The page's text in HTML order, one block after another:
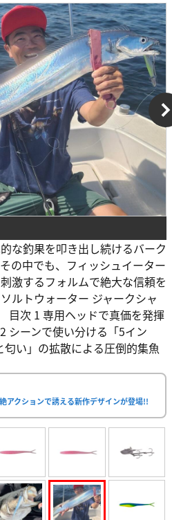
な釣果を叩き出し続けるバーク
の中でも、フィッシュイーター
激するフォルムで絶大な信頼を
ルトウォーター ジャークシャ
目次 1 専用ヘッドで真価を発揮
シーンで使い分ける「5イン
い」の拡散による圧倒的集魚
アクションで誘える新作デザインが登場!!